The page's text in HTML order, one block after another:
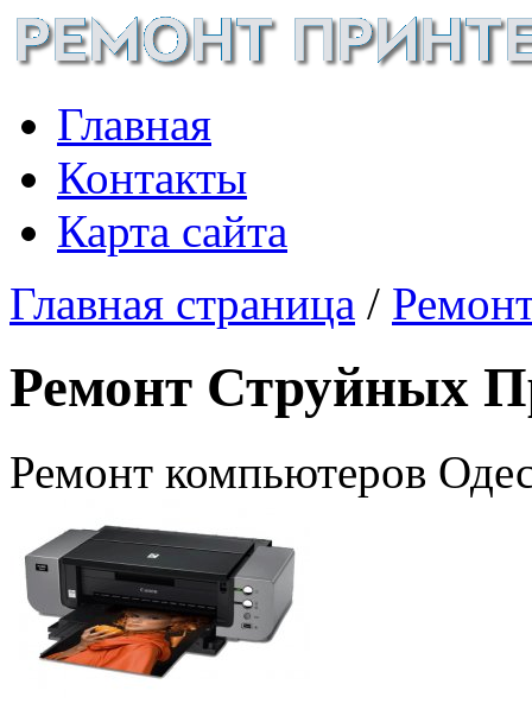
Главная
Контакты
Карта сайта
Главная страница /
Ремонт Струйных
Ремонт компьютеров